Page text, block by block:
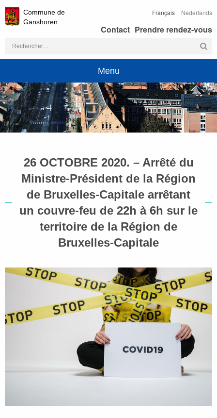
Commune de
Ganshoren
Français Nederlands
Prendre rendez-vous
Contact
Rechercher :
Menu
26 OCTOBRE 2020. – Arrêté du
Ministre-Président de la Région
de Bruxelles-Capitale arrêtant
un couvre-feu de 22h à 6h sur le
territoire de la Région de
Bruxelles-Capitale